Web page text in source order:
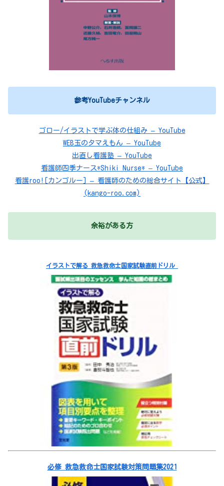
参考YouTubeチャンネル
ゴロー/イラストで学ぶ体の仕組み – YouTube
WEB玉のタマえもん – YouTube
出直し看護塾 – YouTube
看護師四季ナース*Shiki Nurse* – YouTube
看護roo![カンゴルー] – 看護師のための総合サイト【公式】
(kango-roo.com)
余裕がある方
イラストで解る 救急救命士国家試験直前ドリル
必修 救急救命士国家試験対策問題集2021